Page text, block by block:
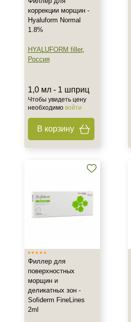
коррекции морщин -
Hyaluform Normal
1.8%
HYALUFORM filler,
Россия
1,0 мл - 1 шприц
Чтобы увидеть цену
необходимо войти
В корзину
Филлер для
поверхностных
морщин и
деликатных зон -
Sofiderm FineLines
2ml